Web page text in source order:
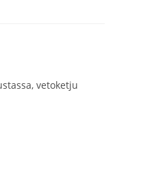
vetoketju